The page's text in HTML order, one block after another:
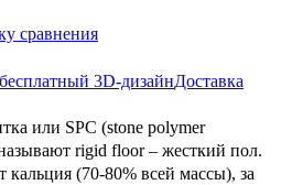
сравнения
бесплатный 3D-дизайнДоставка
или SPC (stone polymer
rigid floor – жесткий пол.
(70-80% всей массы), за